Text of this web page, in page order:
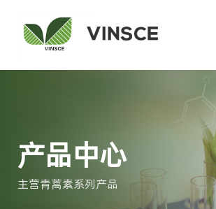
产品中心
主营青蒿素系列产品